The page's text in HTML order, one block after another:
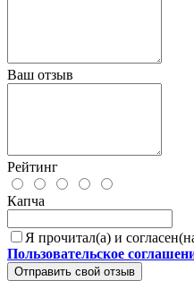
Ваш отзыв
Рейтинг
Капча
Я прочитал(а) и
Пользовательское
Отправить свой отзыв